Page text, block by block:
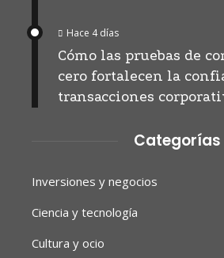
Hace 4 días
Cómo las pruebas de
cero fortalecen la
transacciones
Categorías
Inversiones y negocios
Ciencia y tecnología
Cultura y ocio